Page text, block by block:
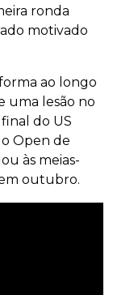
ronda
motivado
ao longo
uma lesão no
do US
Open de
às meias-
outubro.